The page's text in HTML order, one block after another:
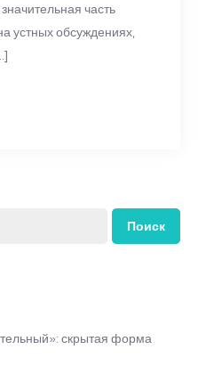
часть
устных обсуждениях,
Поиск
скрытая форма